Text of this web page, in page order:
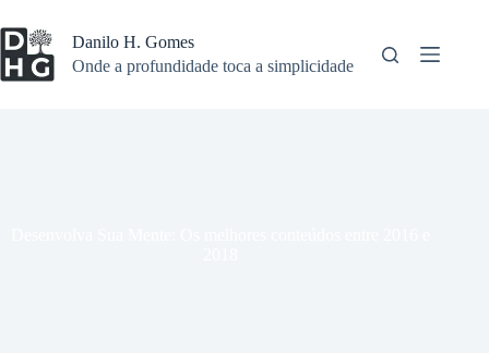
para
o
conteúdo
Danilo H. Gomes
Onde a profundidade toca a simplicidade